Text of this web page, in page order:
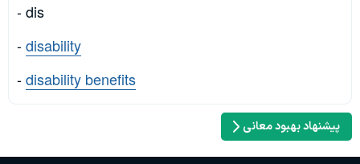
- dis
-disability
-disability benefits
پیشنهاد بهبود معانی